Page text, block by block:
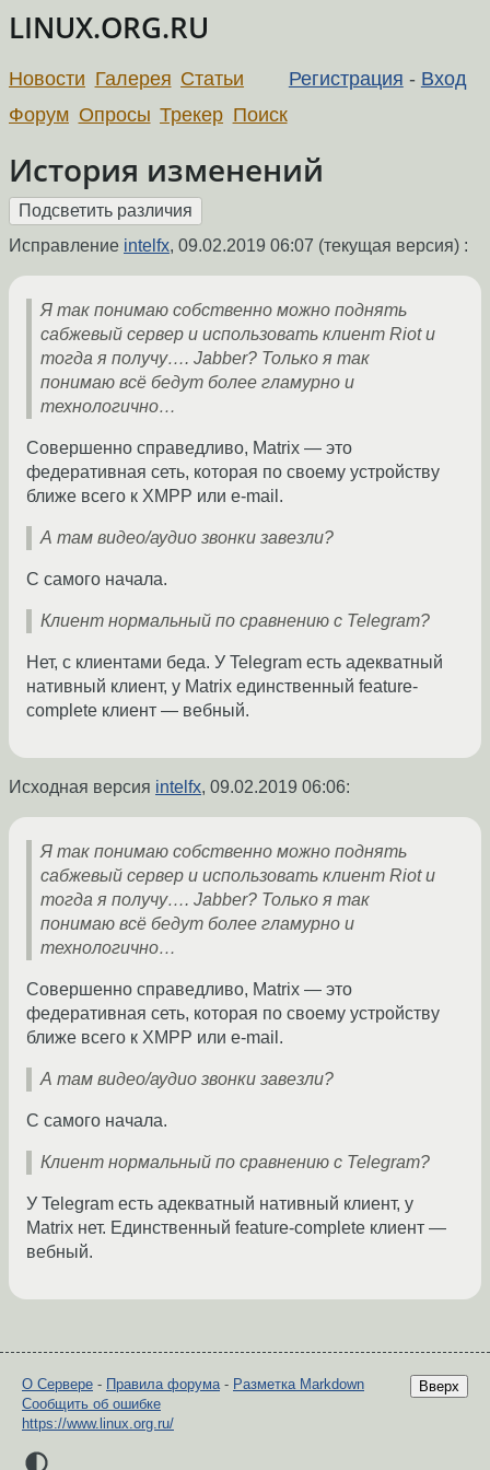
LINUX.ORG.RU
Регистрация - Вход
Новости Галерея Статьи
Форум Опросы Трекер Поиск
История изменений
Исправление intelfx, 09.02.2019 06:07 (текущая версия) :
Я так понимаю собственно можно поднять
сабжевый сервер и использовать клиент Riot и
тогда я получу…. Jabber? Только я так
понимаю всё бедут более гламурно и
технологично…
Совершенно справедливо, Matrix — это
федеративная сеть, которая по своему устройству
ближе всего к XMPP или e-mail.
А там видео/аудио звонки завезли?
С самого начала.
Клиент нормальный по сравнению с Telegram?
Нет, с клиентами беда. У Telegram есть адекватный
нативный клиент, у Matrix единственный feature-
complete клиент — вебный.
Исходная версия intelfx, 09.02.2019 06:06:
Я так понимаю собственно можно поднять
сабжевый сервер и использовать клиент Riot и
тогда я получу…. Jabber? Только я так
понимаю всё бедут более гламурно и
технологично…
Совершенно справедливо, Matrix — это
федеративная сеть, которая по своему устройству
ближе всего к XMPP или e-mail.
А там видео/аудио звонки завезли?
С самого начала.
Клиент нормальный по сравнению с Telegram?
У Telegram есть адекватный нативный клиент, у
Matrix нет. Единственный feature-complete клиент —
вебный.
Вверх
О Сервере - Правила форума- Разметка Markdown
Сообщить об ошибке
https://www.linux.org.ru/